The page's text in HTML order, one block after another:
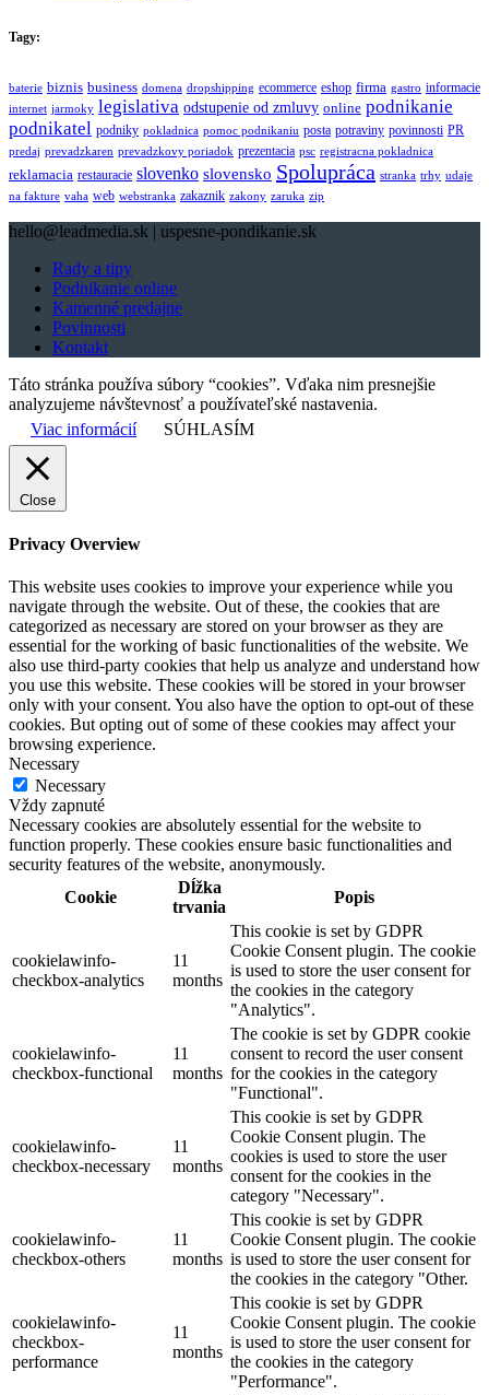
Tagy:
baterie biznis business domena dropshipping ecommerce eshop firma gastro informacie
internet jarmoky legislativa odstupenie od zmluvy online podnikanie
podnikatel podniky pokladnica pomoc podnikaniu posta potraviny povinnosti PR
predaj prevadzkaren prevadzkovy poriadok prezentacia psc registracna pokladnica
reklamacia restauracie slovenko slovensko Spolupráca stranka trhy udaje
na fakture vaha web webstranka zakaznik zakony zaruka zip
hello@leadmedia.sk | uspesne-pondikanie.sk
Rady a tipy
Podnikanie online
Kamenné predajne
Povinnosti
Kontakt
Táto stránka používa súbory “cookies”. Vďaka nim presnejšie
analyzujeme návštevnosť a používateľské nastavenia.
Viac informácií
SÚHLASÍM
Close
Privacy Overview
This website uses cookies to improve your experience while you
navigate through the website. Out of these, the cookies that are
categorized as necessary are stored on your browser as they are
essential for the working of basic functionalities of the website. We
also use third-party cookies that help us analyze and understand how
you use this website. These cookies will be stored in your browser
only with your consent. You also have the option to opt-out of these
cookies. But opting out of some of these cookies may affect your
browsing experience.
Necessary
Necessary
Vždy zapnuté
Necessary cookies are absolutely essential for the website to
function properly. These cookies ensure basic functionalities and
security features of the website, anonymously.
Cookie
Dĺžka
trvania
Popis
cookielawinfo-
checkbox-analytics
11
months
This cookie is set by GDPR
Cookie Consent plugin. The cookie
is used to store the user consent for
the cookies in the category
"Analytics".
cookielawinfo-
checkbox-functional
11
months
The cookie is set by GDPR cookie
consent to record the user consent
for the cookies in the category
"Functional".
cookielawinfo-
checkbox-necessary
11
months
This cookie is set by GDPR
Cookie Consent plugin. The
cookies is used to store the user
consent for the cookies in the
category "Necessary".
cookielawinfo-
checkbox-others
11
months
This cookie is set by GDPR
Cookie Consent plugin. The cookie
is used to store the user consent for
the cookies in the category "Other.
cookielawinfo-
checkbox-
performance
11
months
This cookie is set by GDPR
Cookie Consent plugin. The cookie
is used to store the user consent for
the cookies in the category
"Performance".